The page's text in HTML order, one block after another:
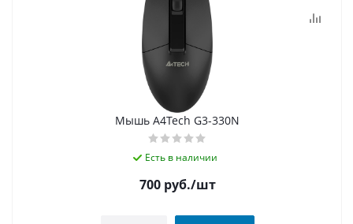
Мышь A4Tech G3-330N
Есть в наличии
700руб./шт